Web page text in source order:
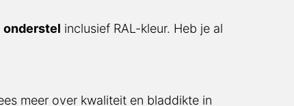
inclusief RAL-kleur. Heb je al een
over kwaliteit en bladdikte in onze